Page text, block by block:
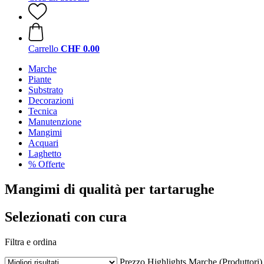
Carrello CHF 0.00
Marche
Piante
Substrato
Decorazioni
Tecnica
Manutenzione
Mangimi
Acquari
Laghetto
% Offerte
Mangimi di qualità per tartarughe
Selezionati con cura
Filtra e ordina
Prezzo Highlights Marche (Produttori)